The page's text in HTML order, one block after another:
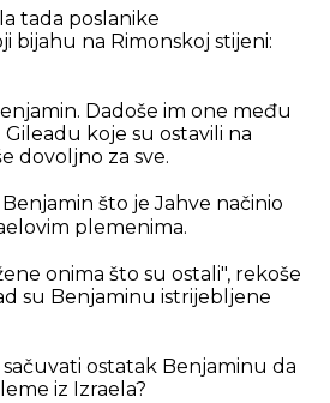
tada poslanike
bijahu na Rimonskoj stijeni:
Dadoše im one među
koje su ostavili na
dovoljno za sve.
što je Jahve načinio
plemenima.
onima što su ostali", rekoše
su Benjaminu istrijebljene
sačuvati ostatak Benjaminu da
iz Izraela?